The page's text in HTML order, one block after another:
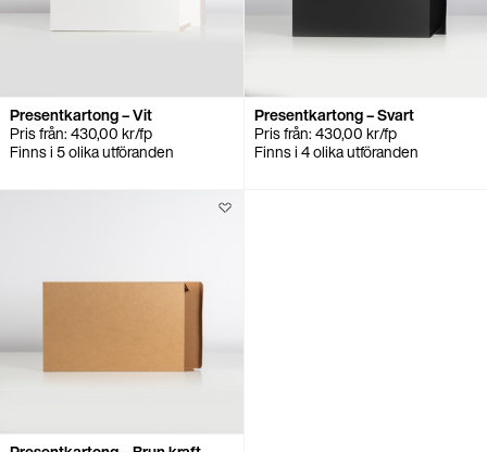
Presentkartong – Vit
Pris från:430,00kr/fp
Finns i 5 olika utföranden
Presentkartong – Svart
Pris från:430,00kr/fp
Finns i 4 olika utföranden